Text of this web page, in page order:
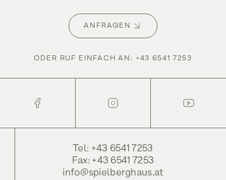
ANFRAGEN
ODER RUF EINFACH AN: +43 6541 7253
Tel: +43 6541 7253
Fax: +43 6541 7253
info@spielberghaus.at